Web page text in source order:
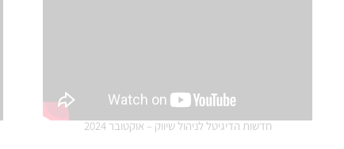
חדשות הדיגיטל לניהול שיווק – אוקטובר 2024